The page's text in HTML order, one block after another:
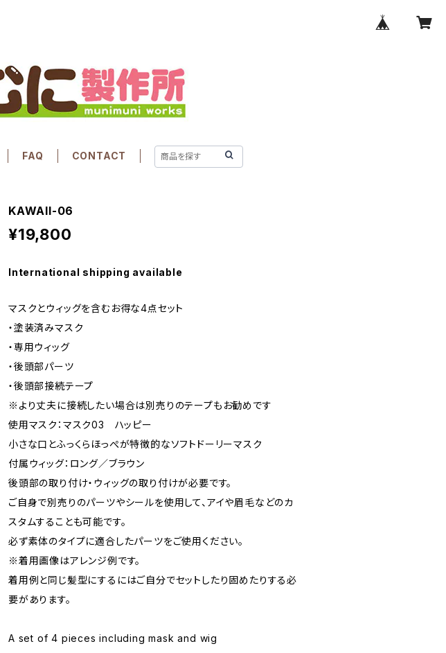
FAQ CONTACT
KAWAII-06
¥19,800
International shipping available
マスクとウィッグを含むお得な4点セット
・塗装済みマスク
・専用ウィッグ
・後頭部パーツ
・後頭部接続テープ
※より丈夫に接続したい場合は別売りのテープもお勧めです
使用マスク：マスク03 ハッピー
小さな口とふっくらほっぺが特徴的なソフトドーリーマスク
付属ウィッグ：ロング／ブラウン
後頭部の取り付け・ウィッグの取り付けが必要です。
ご自身で別売りのパーツやシールを使用して、アイや眉毛などのカ
スタムすることも可能です。
必ず素体のタイプに適合したパーツをご使用ください。
※着用画像はアレンジ例です。
着用例と同じ髪型にするにはご自分でセットしたり固めたりする必
要があります。
A set of 4 pieces including mask and wig